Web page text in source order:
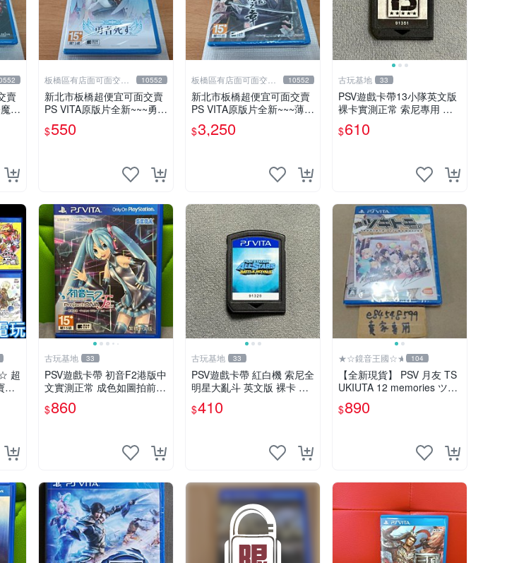
賣
壞
賣
板橋區有店面可面交高
價回收電玩
10552
新北市板橋超便宜可面交賣
PS VITA原版片全新~~~勇者
已死 Warrior Dead~~~便宜
賣
$550
板橋區有店面可面交高
價回收電玩
10552
新北市板橋超便宜可面交賣
PS VITA原版片全新~~~薄櫻
鬼 風之章 中文版~~~便宜賣
$3,250
古玩基地 33
PSV遊戲卡帶13小隊英文版
裸卡實測正常 索尼專用 游
戲硬體原廠卡帶 13小隊 psv
卡帶 嚴選
$610
超
冠
古玩基地 33
PSV遊戲卡帶 初音F2港版中
文實測正常 成色如圖拍前確
認 psv 港版 中文版本
$860
古玩基地 33
PSV遊戲卡帶 紅白機 索尼全
明星大亂斗 英文版 裸卡 正
常運行 限索尼PSV機器 全明
星大亂斗 PSV 卡帶 智能機
$410
★☆鏡音王國☆★ 104
【全新現貨】 PSV 月友 TS
UKIUTA 12 memories ツキ
トモ 月歌 純日版 日文版
$890